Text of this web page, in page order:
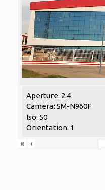
Aperture: 2.4
Camera: SM-N960F
Iso: 50
Orientation: 1
«
‹